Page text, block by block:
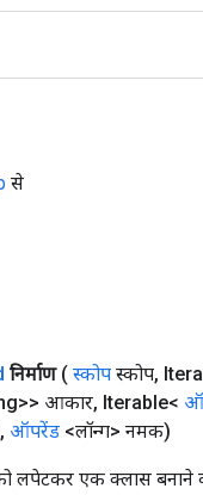
से
निर्माण ( स्कोप स्कोप,
आकार, Iterable<
, ऑपरेंड <लॉन्ग> नमक)
एक क्लास बनाने